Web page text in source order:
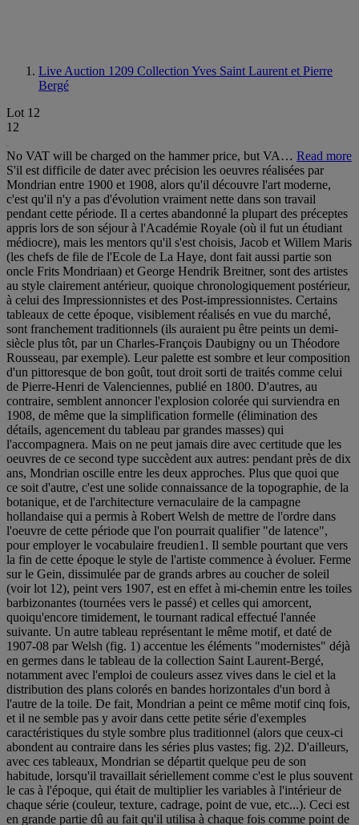
Live Auction 1209 Collection Yves Saint Laurent et Pierre
Bergé
Lot 12
12
No VAT will be charged on the hammer price, but VA… Read more
S'il est difficile de dater avec précision les oeuvres réalisées par Mondrian entre 1900 et 1908, alors qu'il découvre l'art moderne, c'est qu'il n'y a pas d'évolution vraiment nette dans son travail pendant cette période. Il a certes abandonné la plupart des préceptes appris lors de son séjour à l'Académie Royale (où il fut un étudiant médiocre), mais les mentors qu'il s'est choisis, Jacob et Willem Maris (les chefs de file de l'Ecole de La Haye, dont fait aussi partie son oncle Frits Mondriaan) et George Hendrik Breitner, sont des artistes au style clairement antérieur, quoique chronologiquement postérieur, à celui des Impressionnistes et des Post-impressionnistes. Certains tableaux de cette époque, visiblement réalisés en vue du marché, sont franchement traditionnels (ils auraient pu être peints un demi-siècle plus tôt, par un Charles-François Daubigny ou un Théodore Rousseau, par exemple). Leur palette est sombre et leur composition d'un pittoresque de bon goût, tout droit sorti de traités comme celui de Pierre-Henri de Valenciennes, publié en 1800. D'autres, au contraire, semblent annoncer l'explosion colorée qui surviendra en 1908, de même que la simplification formelle (élimination des détails, agencement du tableau par grandes masses) qui l'accompagnera. Mais on ne peut jamais dire avec certitude que les oeuvres de ce second type succèdent aux autres: pendant près de dix ans, Mondrian oscille entre les deux approches. Plus que quoi que ce soit d'autre, c'est une solide connaissance de la topographie, de la botanique, et de l'architecture vernaculaire de la campagne hollandaise qui a permis à Robert Welsh de mettre de l'ordre dans l'oeuvre de cette période que l'on pourrait qualifier "de latence", pour employer le vocabulaire freudien1. Il semble pourtant que vers la fin de cette époque le style de l'artiste commence à évoluer. Ferme sur le Gein, dissimulée par de grands arbres au coucher de soleil (voir lot 12), peint vers 1907, est en effet à mi-chemin entre les toiles barbizonantes (tournées vers le passé) et celles qui amorcent, quoiqu'encore timidement, le tournant radical effectué l'année suivante. Un autre tableau représentant le même motif, et daté de 1907-08 par Welsh (fig. 1) accentue les éléments "modernistes" déjà en germes dans le tableau de la collection Saint Laurent-Bergé, notamment avec l'emploi de couleurs assez vives dans le ciel et la distribution des plans colorés en bandes horizontales d'un bord à l'autre de la toile. De fait, Mondrian a peint ce même motif cinq fois, et il ne semble pas y avoir dans cette petite série d'exemples caractéristiques du style sombre plus traditionnel (alors que ceux-ci abondent au contraire dans les séries plus vastes; fig. 2)2. D'ailleurs, avec ces tableaux, Mondrian se départit quelque peu de son habitude, lorsqu'il travaillait sériellement comme c'est le plus souvent le cas à l'époque, qui était de multiplier les variables à l'intérieur de chaque série (couleur, texture, cadrage, point de vue, etc...). Ceci est en grande partie dû au fait qu'il utilisa à chaque fois comme point de départ le large dessin au fusain de la collection Saint Laurent-Bergé (voir lot 13), qui fonctionne donc comme la matrice génératrice de tous les tableaux de la série. En soi, même si le résultat semble assez proche d'une série de Claude Monet, puisque la composition demeure identique d'une toile à l'autre, le procédé est assez traditionnel et, là encore, plus proche de la pratique d'un Daubigny ou d'un Rousseau que de celle d'un Impressionniste: sur la base de croquis réalisés en plein air, le peintre prépare un grand dessin au fusain qui sert de canevas aux tableaux. Le lien établi avec Monet tient plutôt de la conjecture puisqu'il n'est pas sûr que Mondrian ait vu des toiles de ce peintre dès cette époque - et sa relative timidité dans le registre coloré indiquerait plutôt le contraire (il n'y a rien de radical à utiliser du rose et du jaune pour peindre un ciel au coucher du soleil). Cela dit, il y a pourtant un élément stylistique par lequel Mondrian à la fois se rapproche de Monet (même s'il ne connaissait pas son oeuvre) et s'en éloigne en annonçant une possibilité nouvelle: il s'agit de la manière dont il utilise la réflexion d'un motif dans l'eau (la rangée d'arbre) pour frontaliser sa composition et transformer ce motif en une sorte de test de Rorschach basculé à l'horizontale. Certes, Monet avait été beaucoup plus loin en ce sens, insistant notamment sur la symétrie du procédé dans sa série de toiles de 1897 représentant une vue de la Seine par un matin brumeux (à l'inverse de ce qui se passe chez Mondrian, encore fidèle à la tradition académique sur ce point, l'horizon coupait en leur milieu ces tableaux de Monet, tous de format presque carré), mais le flou et la diminution des contrastes de valeur, traits réalistes puisqu'il s'agissait de dépeindre la brume, dissimulait la violence proprement déréalisante faite au motif lui-même. Dans la série de Mondrian, au contraire, la rangée sombre d'arbres se détache très nettement sur le fond lumineux du ciel, et forme avec son double symétrique dans l'eau une silhouette quasiment indépendante des données spatiales de la composition et notamment de tous les indices de profondeur que nous fournissent les traînées de couleurs vives reflétant les nuages empourprés. Lorsque plus tard Mondrian essaya d'expliquer l'évolution de son art (et notamment son passage à l'abstraction), il critiquera le romantisme de tels tableaux (le terme qu'il utilise le plus souvent est "capricieux"), mais il notera aussi que dans la manière dont il y avait représenté les arbres en "réduisant" les détails" et en "synthétisant" leur contours en une silhouette unique était un premier jalon dans sa quête de ce qu'il devait appeler "l'universel". Notes: 1 Dès avant son Catalogue Raisonné of the Naturalistic Works (until early 1911), premier volume du catalogue raisonné de l'oeuvre de Mondrian - dont le second volume, concernant la période 1911-1944, est établi par Joop Joosten (New York, 1996) - Welsh avait publié sa thèse de doctorat sur l'oeuvre de jeunesse de Mondrian (Piet Mondrian's Early Career: The "Naturalistic" Period, New York, 1977). 2 Outre notre tableau et celui que je viens de citer, voir Welsh, nos. A492, A494 et A496. (fig. 1) Piet Mondrian, Riverscape with Row of Trees at Left, Sky with Pink and Yellow-Green Bands: Farmstead on the Gein Screened by Tall Trees, vers 1907-1908. Haags Gemeentemuseum, La Haye. (fig. 2) Piet Mondrian, Farmstead along the water screened by nine tall trees, vers 1905-1907. Collection particulière. It is difficult to accurately date Mondrian's artistic output between 1900 and 1908 because there is no tangible evolution in his work during this period. While it is true that he had abandoned most of the lingering precepts from the Dutch Royal Academy (where he had been considered a mediocre student), his chosen mentors -- namely Jacob and Willem Maris (leaders of the Hague School, alongside his uncle Frits Mondriaan) and George Hendrik Breitner -- were artists whose work preceded those of the Impressionists and Post-Impressionists stylistically, if not chronologically. Visibly market-oriented and rather traditional, some paintings from this era could easily be mistaken for works from half a century earlier by Charles-Franois Daubigny or Théodore Rousseau, while their sombre palette and tasteful, scenic composition would not have looked out of place in treatises such as the one published by Pierre-Henri de Valenciennes in 1800. Other works, on the other hand, seem to provide a glimpse of the colour explosion that would come in 1908, and the formal simplification (elimination of detail, organisation of canvas around masses) that would accompany it. Nonetheless, it is impossible to say with certainty that the second category followed on from the first, since Mondrian oscillated between the two approaches for almost ten years. More than anything else, it was an intimate knowledge of the topography, botany and vernacular architecture of the Dutch countryside that enabled Robert Welsh to establish some order in the works from this period, which one could categorise as being "latent", to borrow the term from Freud.1 Signs of progress did, however, emerge at the end of this period. Ferme sur le Gein, dissimulée par de grands arbres au coucher de soleil (see lot 12), painted around 1907, sits halfway between Mondrian's traditional, Barbizon-style paintings and the first tentative works that would herald the radical change of direction in the following year. Another painting depicting the same motif, dated 1907-08 by Welsh (fig. 1), accentuates the "modernist" elements already tangible in this painting from the Saint Laurent-Bergé collection (notably through the use of rather bright colours in the sky and the distribution of the coloured planes as horizontal stripes extending from one edge of the canvas to the other). In fact, Mondrian painted this same motif five times, and no hint of the dark, more traditional style (which abounds in the larger series) appears to be visible in this mini-series2 (fig. 2). Moreover, these paintings mark a break from Mondrian's usual practice when working serially -- as he often did at this time -- of increasing the variables within each series (colour, texture, frame, perspective, etc). This can mainly be attributed to the large charcoal drawing from the Saint Laurent-Bergé collection (see lot 13), which he used as the starting point, a generator matrix for all the paintings in the series. In itself, although the result appears to resemble a Monet series (in that the composition is identical from one painting to the next), the device -- i.e. creating a large charcoal drawing from sketches made outdoors to provide a basic framework for the paintings -- is fairly conventional, again bearing greater resemblance to Daubigny or Rousseau than an Impressionistic work. The simil